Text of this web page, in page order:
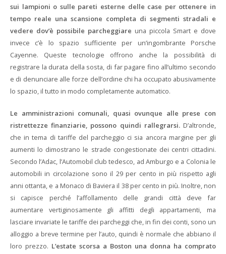
sui lampioni o sulle pareti esterne delle case per ottenere in
tempo reale una scansione completa di segmenti stradali e
vedere dov’è possibile parcheggiare una piccola Smart e dove
invece c’è lo spazio sufficiente per un’ingombrante Porsche
Cayenne. Queste tecnologie offrono anche la possibilità di
registrare la durata della sosta, di far pagare fino all’ultimo secondo
e di denunciare alle forze dell’ordine chi ha occupato abusivamente
lo spazio, il tutto in modo completamente automatico.
Le amministrazioni comunali, quasi ovunque alle prese con
ristrettezze finanziarie, possono quindi rallegrarsi.D’altronde,
che in tema di tariffe del parcheggio ci sia ancora margine per gli
aumenti lo dimostrano le strade congestionate dei centri cittadini.
Secondo l’Adac, l’Automobil club tedesco, ad Amburgo e a Colonia le
automobili in circolazione sono il 29 per cento in più rispetto agli
anni ottanta, e a Monaco di Baviera il 38 per cento in più. Inoltre, non
si capisce perché l’affollamento delle grandi città deve far
aumentare vertiginosamente gli affitti degli appartamenti, ma
lasciare invariate le tariffe dei parcheggi che, in fin dei conti, sono un
alloggio a breve termine per l’auto, quindi è normale che abbiano il
loro prezzo. L’estate scorsa a Boston una donna ha comprato